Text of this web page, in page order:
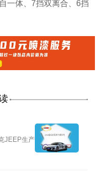
一体、7挡双离合、6挡
JEEP生产